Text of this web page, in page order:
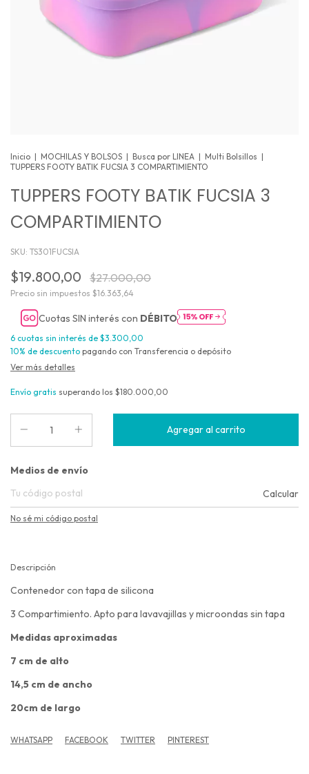
Inicio | MOCHILAS Y BOLSOS | Busca por LINEA | Multi Bolsillos |
TUPPERS FOOTY BATIK FUCSIA 3 COMPARTIMIENTO
TUPPERS FOOTY BATIK FUCSIA 3
COMPARTIMIENTO
SKU: TS301FUCSIA
$19.800,00 $27.000,00
Precio sin impuestos $16.363,64
Cuotas SIN interés con DÉBITO
6 cuotas sin interés de $3.300,00
10% de descuento pagando con Transferencia o depósito
Ver más detalles
Envío gratis superando los $180.000,00
Entregas para el CP:
Medios de envío
Calcular
No sé mi código postal
Descripción
Contenedor con tapa de silicona
3 Compartimiento. Apto para lavavajillas y microondas sin tapa
Medidas aproximadas
7 cm de alto
14,5 cm de ancho
20cm de largo
WHATSAPP FACEBOOK TWITTER PINTEREST